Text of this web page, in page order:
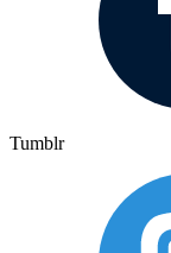
Tumblr